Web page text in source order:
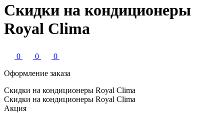
Скидки на кондиционеры
Royal Clima
0 0
0
Оформление заказа
Скидки на кондиционеры Royal Clima
Скидки на кондиционеры Royal Clima
Акция